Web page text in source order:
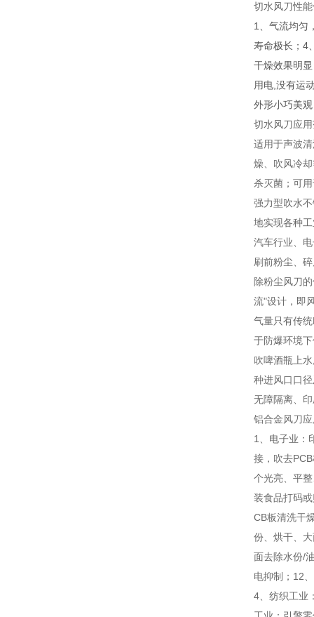
切水风刀性
1、气流均匀
寿命极长；4
干燥效果明
用电,没有运
外形小巧美
切水风刀应
适用于声波
燥、吹风冷
杀灭菌；可
强力型吹水
地实现各种
汽车行业、
刷前粉尘、
除粉尘风刀
流"设计，即
气量只有传
于防爆环境
吹啤酒瓶上
种进风口口
无障隔离、
铝合金风刀
1、电子业：
接，吹去
个光亮、平
装食品打码
CB板清洗干
份、烘干、
面去除水份/
电抑制；12
4、纺织工业